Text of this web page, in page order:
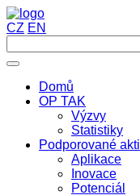
CZ EN
Domů
OP TAK
Výzvy
Statistiky
Podporované
Aplikace
Inovace
Potenciál